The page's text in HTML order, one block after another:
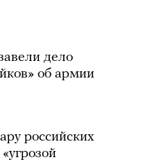
дело
об армии
российских